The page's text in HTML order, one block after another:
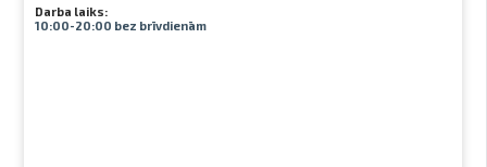
Darba laiks:
10:00-20:00 bez brīvdienām